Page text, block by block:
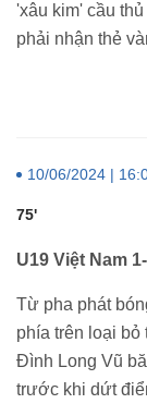
'xâu kim' cầu
phải nhận thẻ
10/06/2024 |
75'
U19 Việt Nam
Từ pha phát
phía trên loại bỏ
Đình Long Vũ
trước khi dứt